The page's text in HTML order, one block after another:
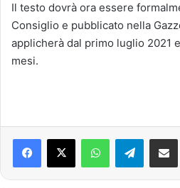
Il testo dovrà ora essere
Consiglio e pubblicato nella
applicherà dal primo luglio 2021
mesi.
Telegram